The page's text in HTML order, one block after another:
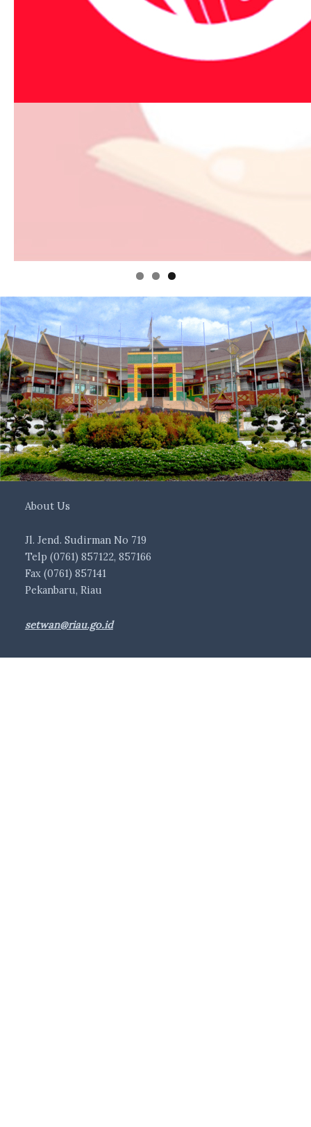
About Us
Jl. Jend. Sudirman No 719
Telp (0761) 857122, 857166
Fax (0761) 857141
Pekanbaru, Riau
setwan@riau.go.id